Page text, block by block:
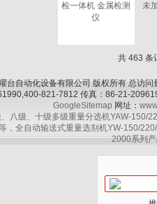
未
共 463 条
台自动化设备有限公司 版权所有 总访问
821-7812 传真：86-21-
GoogleSitemap 网址：
八级、十级多级重量分选机YAW-
，全自动输送式重量选别机YW-150/
2000系列